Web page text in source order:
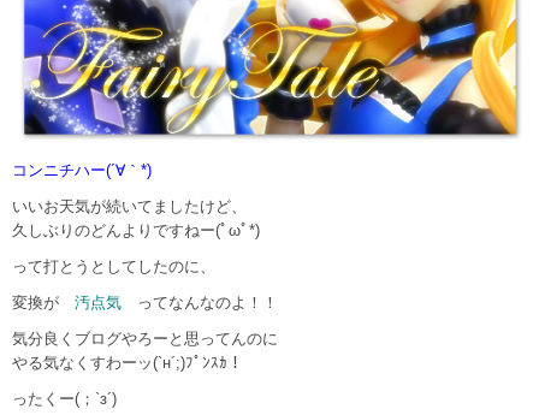
コンニチハー(´∀｀*)
いいお天気が続いてましたけど、
久しぶりのどんよりですねー(ﾟωﾟ*)
って打とうとしてしたのに、
変換が 汚点気 ってなんなのよ！！
気分良くブログやろーと思ってんのに
やる気なくすわーッ(`н´;)ﾌﾟﾝｽｶ！
ったくー(；`з´)